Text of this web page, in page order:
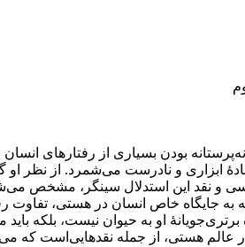
بودن بسیاری از رفتارهای
ابزاری و نادرست می‌شمرد. از نظر
و نقد این استدلال سینگر، مشخص
جایگاه خاص انسان در هستی، تفاوت
برتری‌جویانۀ او به حیوان نیست،
عالم هستی، از جمله نقدهایی‌است که